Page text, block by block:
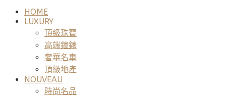
HOME
LUXURY
頂級珠寶
高端鐘錶
奢華名車
頂級地產
NOUVEAU
時尚名品